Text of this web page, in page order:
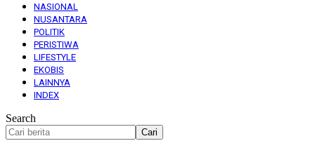
NASIONAL
NUSANTARA
POLITIK
PERISTIWA
LIFESTYLE
EKOBIS
LAINNYA
INDEX
Search